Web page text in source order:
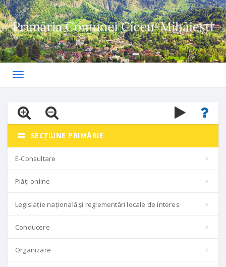
Toggle
SECȚIUNE PRIMĂRIE
E-Consultare
Plăți online
Legislație națională și reglementări locale de interes
Conducere
Organizare